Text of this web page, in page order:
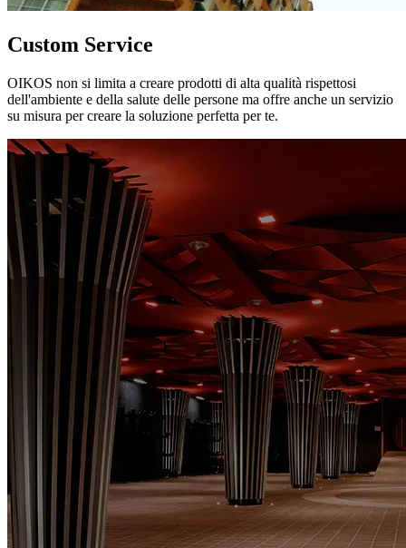
Custom Service
OIKOS non si limita a creare prodotti di alta qualità rispettosi
dell'ambiente e della salute delle persone ma offre anche un servizio
su misura per creare la soluzione perfetta per te.